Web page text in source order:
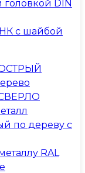
DIN
с шайбой
ОСТРЫЙ
по дереву с
RAL